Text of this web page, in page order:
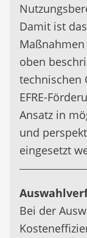
Damit ist
oben
technischen
EFRE-
Ansatz in
und
eingesetzt
Bei der